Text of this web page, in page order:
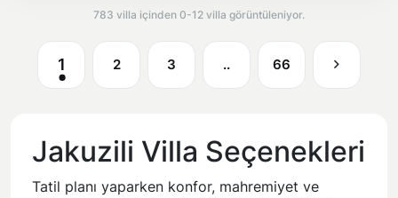
783 villa içinden 0-12 villa görüntüleniyor.
1 2 3 .. 66
Jakuzili Villa Seçenekleri
Tatil planı yaparken konfor, mahremiyet ve